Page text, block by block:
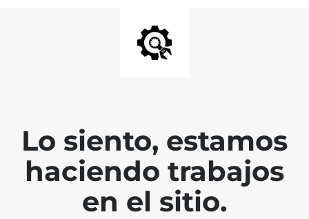
Lo siento, estamos
haciendo trabajos
en el sitio.